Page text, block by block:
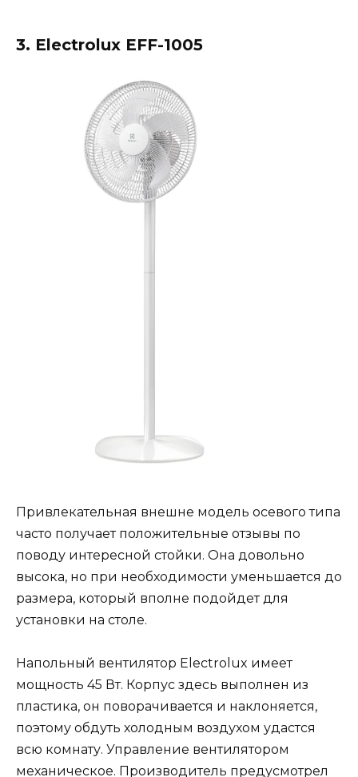
3. Electrolux EFF-1005
Привлекательная внешне модель осевого типа
часто получает положительные отзывы по
поводу интересной стойки. Она довольно
высока, но при необходимости уменьшается до
размера, который вполне подойдет для
установки на столе.
Напольный вентилятор Electrolux имеет
мощность 45 Вт. Корпус здесь выполнен из
пластика, он поворачивается и наклоняется,
поэтому обдуть холодным воздухом удастся
всю комнату. Управление вентилятором
механическое. Производитель предусмотрел